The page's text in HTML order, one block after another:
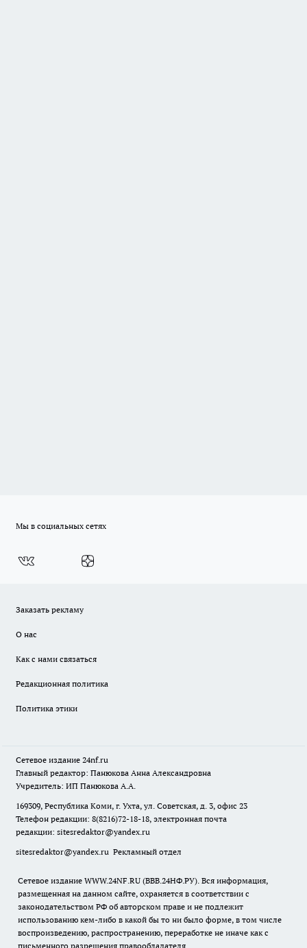
Мы в социальных сетях
Заказать рекламу
О нас
Как с нами связаться
Редакционная политика
Политика этики
Сетевое издание 24nf.ru
Главный редактор: Панюкова Анна Александровна
Учредитель: ИП Панюкова А.А.
169309, Республика Коми, г. Ухта, ул. Советская, д. 3, офис 23
Телефон редакции: 8(8216)72-18-18, электронная почта
редакции: sitesredaktor@yandex.ru
sitesredaktor@yandex.ru Рекламный отдел
Сетевое издание WWW.24NF.RU (ВВВ.24НФ.РУ). Вся информация,
размещенная на данном сайте, охраняется в соответствии с
законодательством РФ об авторском праве и не подлежит
использованию кем-либо в какой бы то ни было форме, в том числе
воспроизведению, распространению, переработке не иначе как с
письменного разрешения правообладателя.